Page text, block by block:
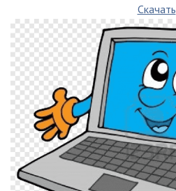
Скачать